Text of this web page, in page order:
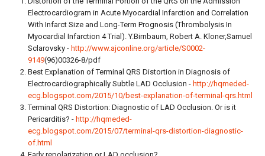
Electrocardiogram in Acute Myocardial Infarction and Correlation
With Infarct Size and Long-Term Prognosis (Thrombolysis In
Myocardial Infarction 4 Trial). Y.Birnbaum, Robert A. Kloner,Samuel
Sclarovsky - http://www.ajconline.org/article/S0002-
9149(96)00326-8/pdf
Best Explanation of Terminal QRS Distortion in Diagnosis of
Electrocardiographically Subtle LAD Occlusion - http://hqmeded-
ecg.blogspot.com/2015/10/best-explanation-of-terminal-qrs.html
Terminal QRS Distortion: Diagnostic of LAD Occlusion. Or is it
Pericarditis? - http://hqmeded-
ecg.blogspot.com/2015/07/terminal-qrs-distortion-diagnostic-
of.html